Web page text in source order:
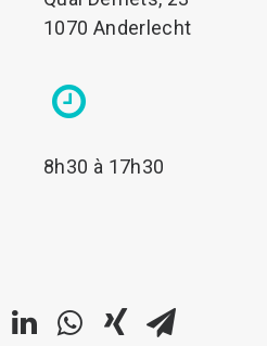
1070 Anderlecht
8h30 à 17h30